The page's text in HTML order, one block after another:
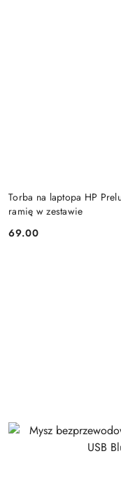
Torba na laptopa HP
ramię w zestawie
Cena:
69.00